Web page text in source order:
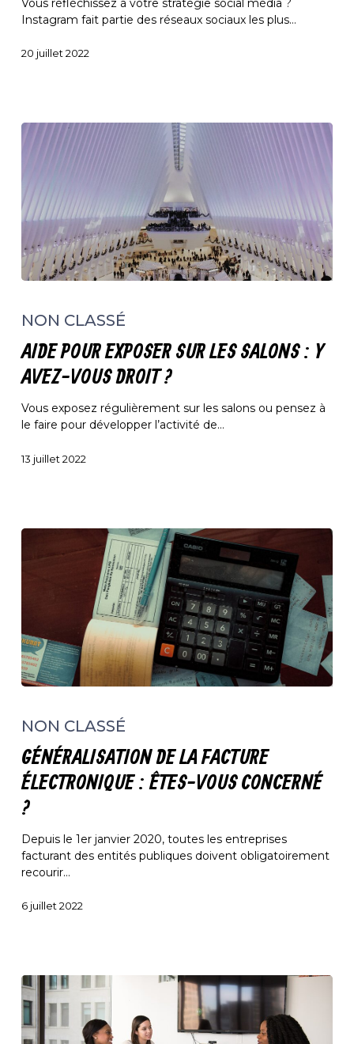
votre
Instagram fait partie des réseaux sociaux les plus…
20 juillet 2022
exposer
les
salons
:
y
avez-
droit
NON CLASSÉ
AIDE POUR EXPOSER SUR LES SALONS : Y
AVEZ-VOUS DROIT ?
Vous exposez régulièrement sur les salons ou pensez à
le faire pour développer l’activité de…
13 juillet 2022
la
facture
électronique
êtes-
vous
?
NON CLASSÉ
GÉNÉRALISATION DE LA FACTURE
ÉLECTRONIQUE : ÊTES-VOUS CONCERNÉ
?
Depuis le 1er janvier 2020, toutes les entreprises
facturant des entités publiques doivent obligatoirement
recourir…
6 juillet 2022